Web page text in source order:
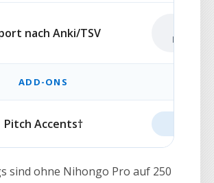
nach Anki/TSV
ADD-ONS
Pitch Accents†
sind ohne Nihongo Pro auf 250